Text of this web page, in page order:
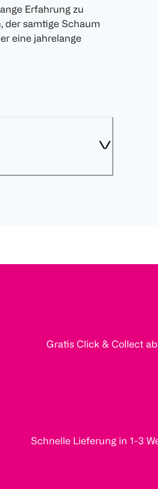
Erfahrung zu
der samtige Schaum
eine jahrelange
Gratis Click & Collect
Schnelle Lieferung in 1-3